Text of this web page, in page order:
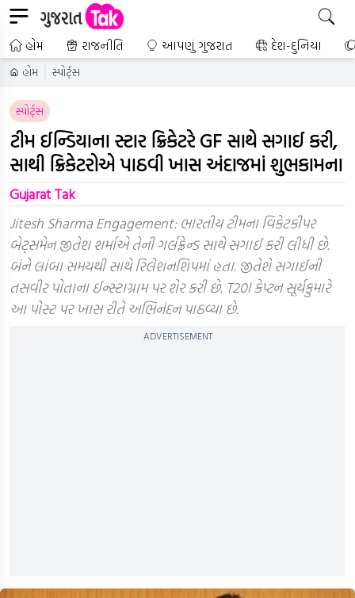
હોમ રાજનીતિ આપણું ગુજરાત દેશ-દુનિયા
હોમ સ્પોર્ટ્સ
સ્પોર્ટ્સ
ટીમ ઈન્ડિયાના સ્ટાર ક્રિકેટરે GF સાથે સગાઈ કરી,
સાથી ક્રિકેટરોએ પાઠવી ખાસ અંદાજમાં શુભકામના
Gujarat Tak
Jitesh Sharma Engagement: ભારતીય ટીમના વિકેટકીપર
બેટ્સમેન જીતેશ શર્માએ તેની ગર્લફ્રેન્ડ સાથે સગાઈ કરી લીધી છે.
બંને લાંબા સમયથી સાથે રિલેશનશિપમાં હતા. જીતેશે સગાઈની
તસવીર પોતાના ઈન્સ્ટાગ્રામ પર શેર કરી છે. T20I કેપ્ટન સૂર્યકુમારે
આ પોસ્ટ પર ખાસ રીતે અભિનંદન પાઠવ્યા છે.
ADVERTISEMENT